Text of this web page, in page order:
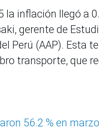
la inflación llegó a
gerente de
Perú (AAP). Esta
transporte, que
56.2 % en